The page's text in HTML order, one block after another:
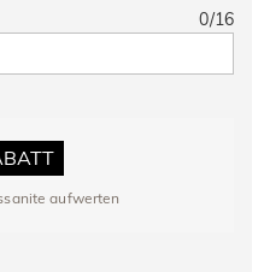
0/16
aufwerten